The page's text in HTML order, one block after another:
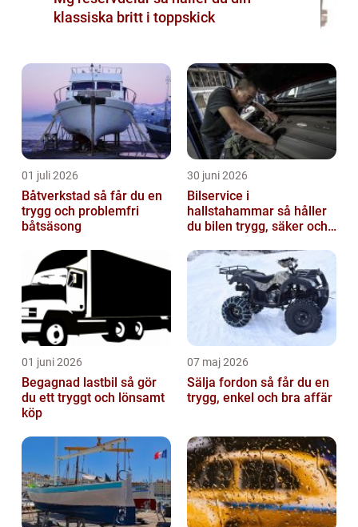
klassiska britt i toppskick
01 juli 2026
Båtverkstad så får du en
trygg och problemfri
båtsäsong
30 juni 2026
Bilservice i
hallstahammar så håller
du bilen trygg, säker och
01 juni 2026
Begagnad lastbil så gör
du ett tryggt och lönsamt
köp
07 maj 2026
Sälja fordon så får du en
trygg, enkel och bra affär